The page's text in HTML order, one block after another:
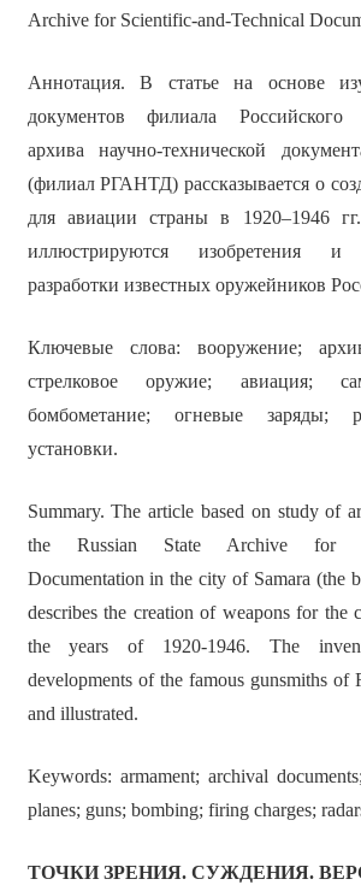
Archive for Scientific-and-Technical
Аннотация. В статье на основе
документов филиала Российского
архива научно-технической
(филиал РГАНТД) рассказывается о
для авиации страны в 1920–1946
иллюстрируются изобретения и
разработки известных оружейников
Ключевые слова: вооружение;
стрелковое оружие; авиация;
бомбометание; огневые заряды;
установки.
Summary. The article based on study of
the Russian State Archive for
Documentation in the city of Samara (the
describes the creation of weapons for the
the years of 1920-1946. The
developments of the famous gunsmiths of
and illustrated.
Keywords: armament; archival
planes; guns; bombing; firing charges;
ТОЧКИ ЗРЕНИЯ. СУЖДЕНИЯ.